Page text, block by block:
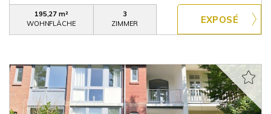
195,27 m²
WOHNFLÄCHE
3
ZIMMER